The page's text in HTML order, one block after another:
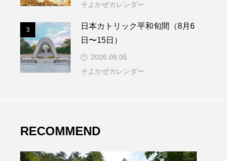
そよかぜカレンダー
3
日本カトリック平和旬間（8月6
日〜15日）
2026.08.05
そよかぜカレンダー
RECOMMEND